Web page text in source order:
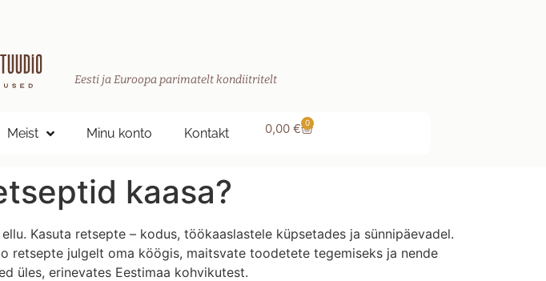
Eesti ja Euroopa parimatelt kondiitritelt
Meist Minu konto Kontakt 0,00 € 0
kaasa?
Kasuta retsepte – kodus, töökaaslastele küpsetades ja sünnipäevadel.
retsepte julgelt oma köögis, maitsvate toodetete tegemiseks ja nende
üles, erinevates Eestimaa kohvikutest.